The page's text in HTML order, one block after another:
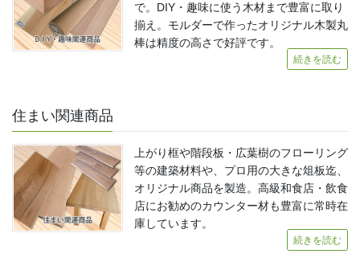
で。DIY・趣味に使う木材まで豊富に取り
揃え。モルダーで作ったオリジナル木製丸
棒は精度の高さで好評です。
続きを読む
住まい関連商品
上がり框や階段板・広葉樹のフローリング
等の建築材料や、プロ用の大きな俎板迄、
オリジナル商品を製造。高級和食店・飲食
店にお勧めのカウンター材も豊富に常時在
庫しています。
続きを読む